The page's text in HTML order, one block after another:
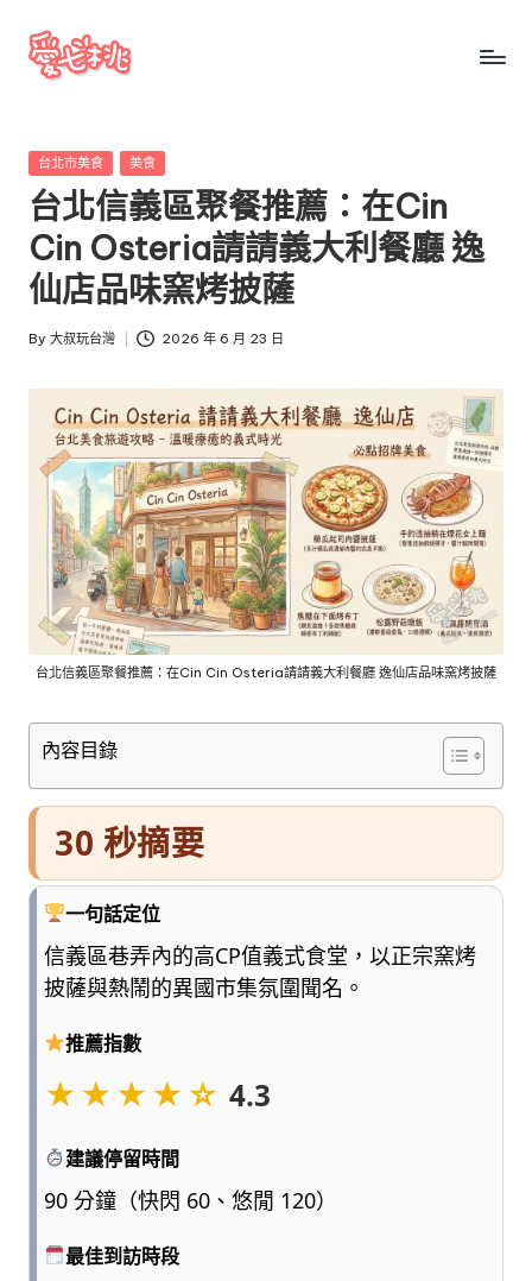
Skip
七
桃
玩
台
灣
桃
玩
台
灣
把
全
景
食、
通、
遊
訊
理
成
清
楚
懂
的
鑑，
Posted
台北市美食 美食
台北信義區聚餐推薦：在Cin
Cin Osteria請請義大利餐廳 逸
仙店品味窯烤披薩
Posted
By 大叔玩台灣 2026 年 6 月 23 日
台北信義區聚餐推薦：在Cin Cin Osteria請請義大利餐廳 逸仙店品味窯烤披薩
內容目錄
30 秒摘要
一句話定位
信義區巷弄內的高CP值義式食堂，以正宗窯烤
披薩與熱鬧的異國市集氛圍聞名。
推薦指數
★★★★☆ 4.3
建議停留時間
90 分鐘（快閃 60、悠閒 120）
最佳到訪時段